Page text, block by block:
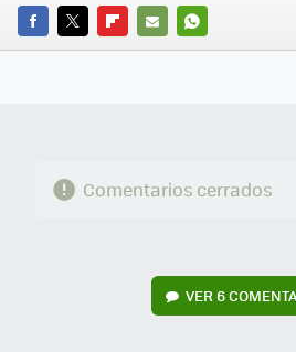
FACEBOOK
TWITTERFLIPBOARD
E-
WHATSAPP
Comentarios cerrados
VER 6